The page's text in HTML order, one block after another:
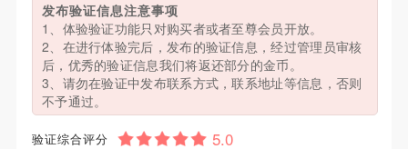
发布验证信息注意事项
1、体验验证功能只对购买者或者至尊会员开放。
2、在进行体验完后，发布的验证信息，经过管理员审核
后，优秀的验证信息我们将返还部分的金币。
3、请勿在验证中发布联系方式，联系地址等信息，否则
不予通过。
验证综合评分